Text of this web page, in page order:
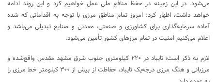
می‌شود. در این زمینه در حفظ منافع ملی عمل خواهیم کرد و این روند ادامه
خواهد داشت، اظهار کرد: امروز تمام مناطق مرزی با توجه به اقداماتی که شده
آماده سرمایه‌گذاری برای کشاورزی و صنعتی، معدنی و صنایع تبدیلی می‌باشد و
اعلام می‌کنیم امنیت در تمام مرزهای کشور تأمین می‌شود.
لازم به ذکر است؛ تایباد در ۲۲۰ کیلومتری جنوب شرق مشهد مقدس واقع‌شده و
مرزبانی و هنگ مرزی درجه‌یک تایباد، حفاظت از بیش از ۳۰۰ کیلومتر خط مرزی را